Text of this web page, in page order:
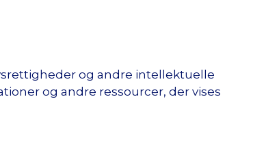
og andre intellektuelle
og andre ressourcer, der vises